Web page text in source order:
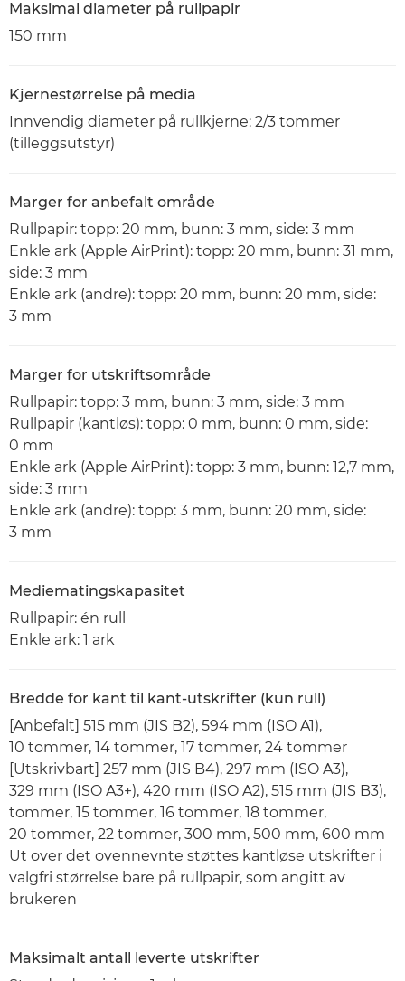
Maksimal diameter på rullpapir
150 mm
Kjernestørrelse på media
Innvendig diameter på rullkjerne: 2/3 tommer
(tilleggsutstyr)
Marger for anbefalt område
Rullpapir: topp: 20 mm, bunn: 3 mm, side: 3 mm
Enkle ark (Apple AirPrint): topp: 20 mm, bunn: 31 mm,
side: 3 mm
Enkle ark (andre): topp: 20 mm, bunn: 20 mm, side:
3 mm
Marger for utskriftsområde
Rullpapir: topp: 3 mm, bunn: 3 mm, side: 3 mm
Rullpapir (kantløs): topp: 0 mm, bunn: 0 mm, side:
0 mm
Enkle ark (Apple AirPrint): topp: 3 mm, bunn: 12,7 mm,
side: 3 mm
Enkle ark (andre): topp: 3 mm, bunn: 20 mm, side:
3 mm
Mediematingskapasitet
Rullpapir: én rull
Enkle ark: 1 ark
Bredde for kant til kant-utskrifter (kun rull)
[Anbefalt] 515 mm (JIS B2), 594 mm (ISO A1),
10 tommer, 14 tommer, 17 tommer, 24 tommer
[Utskrivbart] 257 mm (JIS B4), 297 mm (ISO A3),
329 mm (ISO A3+), 420 mm (ISO A2), 515 mm (JIS B3),
tommer, 15 tommer, 16 tommer, 18 tommer,
20 tommer, 22 tommer, 300 mm, 500 mm, 600 mm
Ut over det ovennevnte støttes kantløse utskrifter i
valgfri størrelse bare på rullpapir, som angitt av
brukeren
Maksimalt antall leverte utskrifter